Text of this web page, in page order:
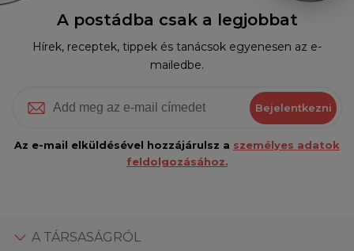
A postádba csak a legjobbat
Hírek, receptek, tippek és tanácsok egyenesen az e-
mailedbe.
Bejelentkezni
Az e-mail elküldésével hozzájárulsz a személyes adatok
feldolgozásához.
A TÁRSASÁGRÓL